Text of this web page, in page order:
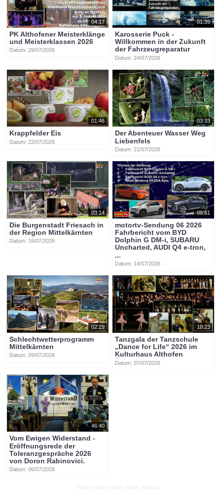
04:17
PK Althofener Meisterklänge
und Meisterklassen 2026
Datum: 29/07/2026
01:39
Karosserie Puck -
Willkommen in der Zukunft
der Fahrzeugreparatur
Datum: 24/07/2026
01:46
Krappfelder Eis
Datum: 22/07/2026
03:33
Der Abenteuer Wasser Weg
Liebenfels
Datum: 21/07/2026
03:14
Die Burgenstadt Friesach in
der Region Mittelkärnten
Datum: 16/07/2026
09:51
motortv-Sendung 06 2026
Fahrbericht vom BYD
Dolphin G DM-i, SUBARU
Uncharted, AUDI Q4 e-tron,
...
Datum: 14/07/2026
02:29
Schlechtwetterprogramm
Mittelkärnten
Datum: 09/07/2026
10:23
Tanzgala der Tanzschule
„Dance for Life“ 2026 im
Kulturhaus Althofen
Datum: 07/07/2026
46:40
Vom Ewigen Widerstand -
Eröffnungsrede der
Toleranzgespräche 2026
von Doron Rabinovici.
Datum: 06/07/2026